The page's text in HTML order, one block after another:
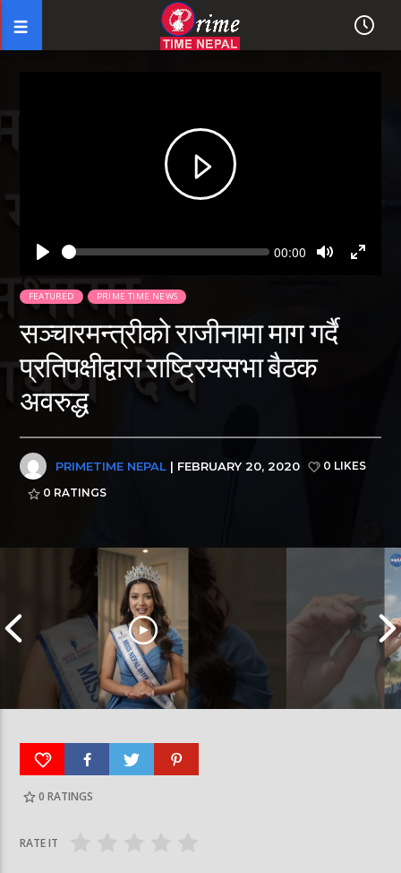
Seek Current
00:00
FEATURED PRIME TIME NEWS
सञ्चारमन्त्रीको राजीनामा माग गर्दै
प्रतिपक्षीद्वारा राष्ट्रियसभा बैठक
अवरुद्ध
PRIMETIME NEPAL | FEBRUARY 20, 2020
0 LIKES
0 RATINGS
आर्या निशान्त हालै ‘मिस नेपाल इन्टरनेसनल २०२६’
0 RATINGS
RATE IT